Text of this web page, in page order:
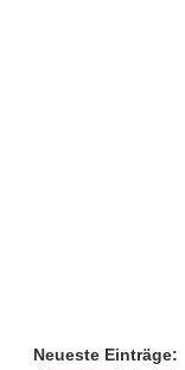
Neueste Einträge: